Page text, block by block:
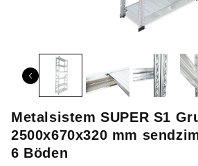
Metalsistem SUPER S1
2500x670x320 mm
6 Böden